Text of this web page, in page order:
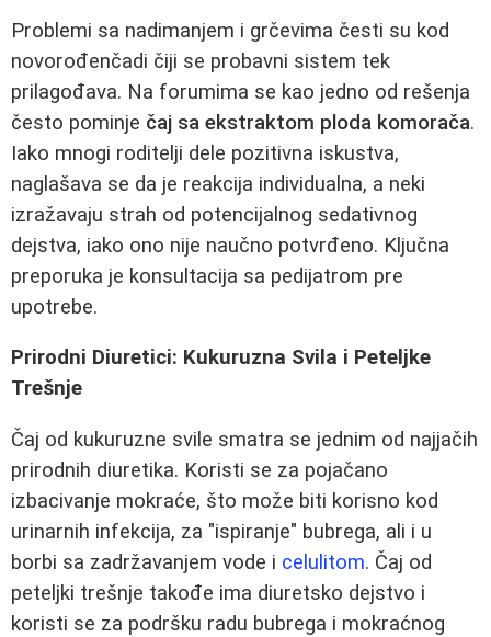
Problemi sa nadimanjem i grčevima česti su kod
novorođenčadi čiji se probavni sistem tek
prilagođava. Na forumima se kao jedno od rešenja
često pominje čaj sa ekstraktom ploda komorača.
Iako mnogi roditelji dele pozitivna iskustva,
naglašava se da je reakcija individualna, a neki
izražavaju strah od potencijalnog sedativnog
dejstva, iako ono nije naučno potvrđeno. Ključna
preporuka je konsultacija sa pedijatrom pre
upotrebe.
Prirodni Diuretici: Kukuruzna Svila i Peteljke
Trešnje
Čaj od kukuruzne svile smatra se jednim od najjačih
prirodnih diuretika. Koristi se za pojačano
izbacivanje mokraće, što može biti korisno kod
urinarnih infekcija, za "ispiranje" bubrega, ali i u
borbi sa zadržavanjem vode i celulitom. Čaj od
peteljki trešnje takođe ima diuretsko dejstvo i
koristi se za podršku radu bubrega i mokraćnog